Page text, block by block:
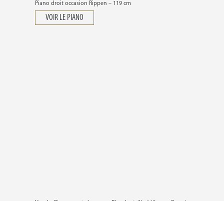
Piano droit occasion Rippen – 119 cm
VOIR LE PIANO